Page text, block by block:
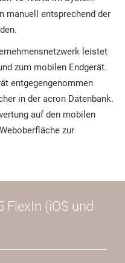
manuell entsprechend der
leistet
zum mobilen Endgerät.
entgegengenommen
in der acron Datenbank.
auf den mobilen
zur
FlexIn (iOS und